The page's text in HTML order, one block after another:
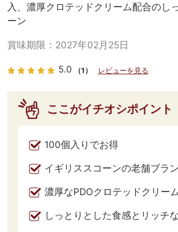
入、濃厚クロテッドクリーム配合のし
ーン
賞味期限： 2027年02月25日
5.0 （1） レビューを見る
ここがイチオシポイント
100個入りでお得
イギリススコーンの老舗ブラ
濃厚なPDOクロテッドクリー
しっとりとした食感とリッチ